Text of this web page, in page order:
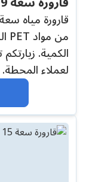
الكمية.
لعملاء المحطة.